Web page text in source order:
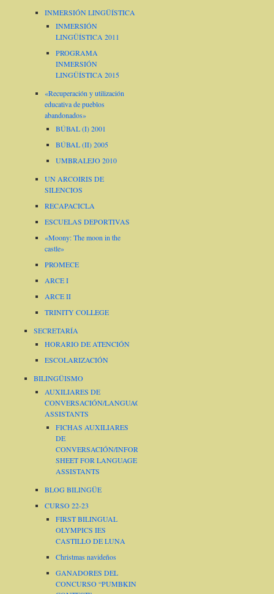
INMERSIÓN LINGÜÍSTICA
INMERSIÓN
LINGÜÍSTICA 2011
PROGRAMA
INMERSIÓN
LINGÜÍSTICA 2015
«Recuperación y utilización
educativa de pueblos
abandonados»
BÚBAL (I) 2001
BÚBAL (II) 2005
UMBRALEJO 2010
UN ARCOIRIS DE
SILENCIOS
RECAPACICLA
ESCUELAS DEPORTIVAS
«Moony: The moon in the
castle»
PROMECE
ARCE I
ARCE II
TRINITY COLLEGE
SECRETARÍA
HORARIO DE ATENCIÓN
ESCOLARIZACIÓN
BILINGÜISMO
AUXILIARES DE
CONVERSACIÓN/LANGUAGE
ASSISTANTS
FICHAS AUXILIARES
DE
CONVERSACIÓN/INFORMATION
SHEET FOR LANGUAGE
ASSISTANTS
BLOG BILINGÜE
CURSO 22-23
FIRST BILINGUAL
OLYMPICS IES
CASTILLO DE LUNA
Christmas navideños
GANADORES DEL
CONCURSO “PUMBKIN